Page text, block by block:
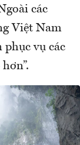
các
Việt Nam
phục vụ các